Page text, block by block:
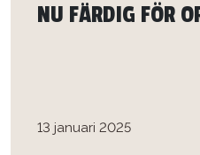
NU FÄRDIG FÖR
13 januari 2025